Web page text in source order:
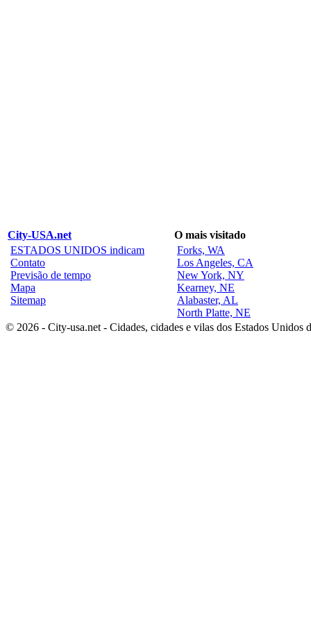
City-USA.net
O mais visitado
ESTADOS UNIDOS indicam
Contato
Previsão de tempo
Mapa
Sitemap
Forks, WA
Los Angeles, CA
New York, NY
Kearney, NE
Alabaster, AL
North Platte, NE
© 2026 - City-usa.net - Cidades, cidades e vilas dos Estados Unidos